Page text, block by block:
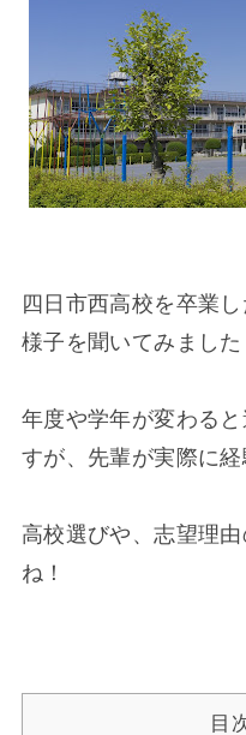
四日市西高校を卒業
様子を聞いてみました
年度や学年が変わる
すが、先輩が実際に経
高校選びや、志望理
ね！
目